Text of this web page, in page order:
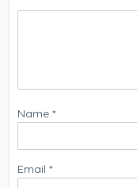
Name*
Email*